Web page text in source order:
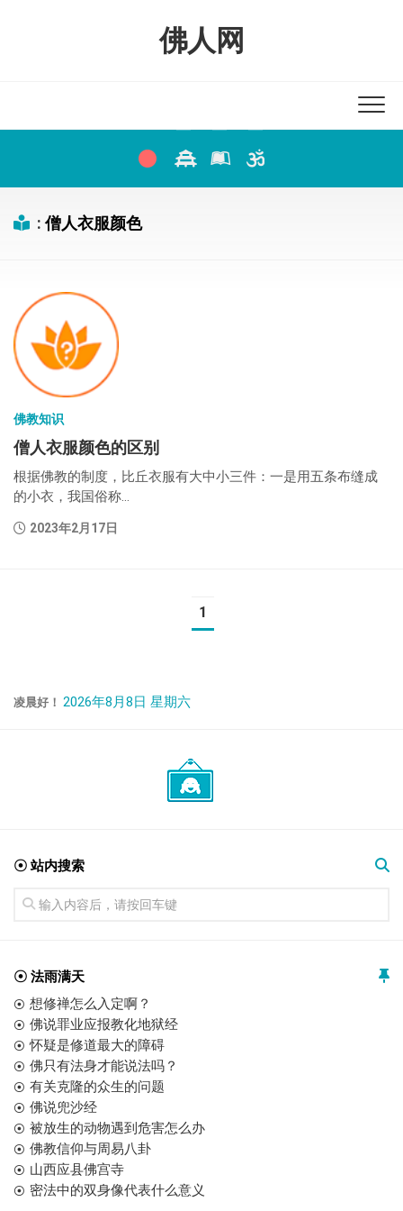
佛人网
:僧人衣服颜色
佛教知识
僧人衣服颜色的区别
根据佛教的制度，比丘衣服有大中小三件：一是用五条布缝成
的小衣，我国俗称...
2023年2月17日
1
凌晨好！ 2026年8月8日 星期六
☉ 站内搜索
☉ 法雨满天
想修禅怎么入定啊？
佛说罪业应报教化地狱经
怀疑是修道最大的障碍
佛只有法身才能说法吗？
有关克隆的众生的问题
佛说兜沙经
被放生的动物遇到危害怎么办
佛教信仰与周易八卦
山西应县佛宫寺
密法中的双身像代表什么意义